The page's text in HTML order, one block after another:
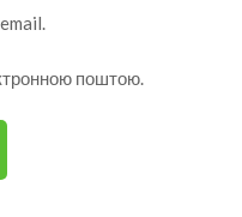
поштою.